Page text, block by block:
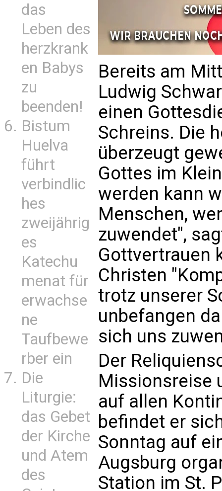
das
Leben des
herzkrank
en Babys
zu
beenden!
Bistum
Huelva
führt
verbindlic
hes
zweijährig
es
Katechu
menat für
erwachse
ne
Taufbewe
rber ein
Die
Liturgie:
das Gebet
der Kirche
und Atem
des
Bereits am
Ludwig
einen
Schreins. Die
überzeugt
Gottes im
werden kann
Menschen,
zuwendet",
Gottvertrauen
Christen
trotz unserer
unbefangen
sich uns
Der
Missionsreise
auf allen
befindet er
Sonntag auf
Augsburg
Station im St.